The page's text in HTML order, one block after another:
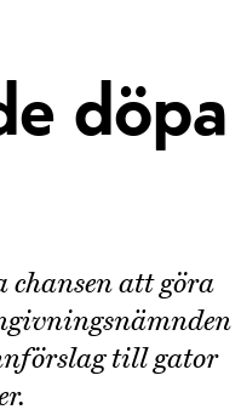
döpa
att göra
till gator